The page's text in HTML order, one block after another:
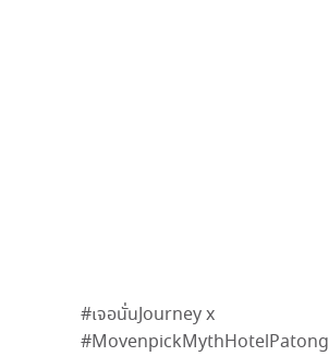
#เจอนั่นJourney x
#MovenpickMythHotelPatong